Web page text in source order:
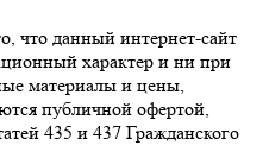
что данный интернет-сайт
характер и ни при
материалы и цены,
публичной офертой,
435 и 437 Гражданского